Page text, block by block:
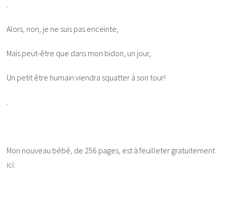
Alors, non, je ne suis pas enceinte,
Mais peut-être que dans mon bidon, un jour,
Un petit être humain viendra squatter à son tour!
Mon nouveau bébé, de 256 pages, est à feuilleter gratuitement
ici: